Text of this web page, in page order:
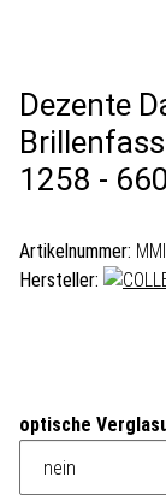
Dezente
1258 -
Artikelnummer:
Hersteller:
optische